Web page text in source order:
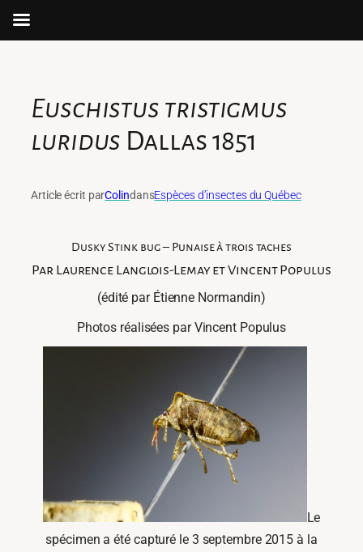
Euschistus tristigmus
luridus Dallas 1851
Article écrit parColindansEspèces d’insectes du Québec
Dusky Stink bug – Punaise à trois taches
Par Laurence Langlois-Lemay et Vincent Populus
(édité par Étienne Normandin)
Photos réalisées par Vincent Populus
Le
spécimen a été capturé le 3 septembre 2015 à la